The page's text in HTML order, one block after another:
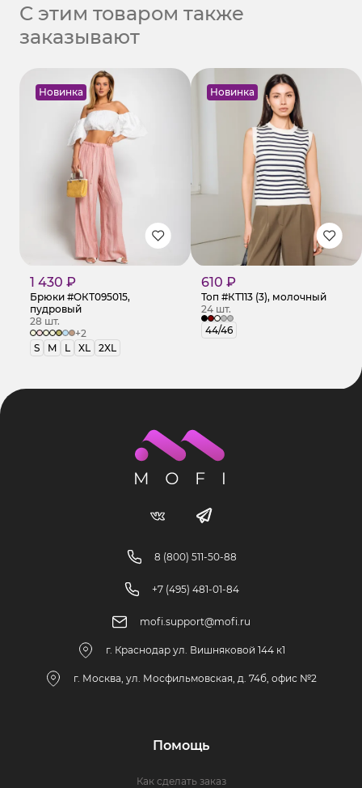
С этим товаром также
заказывают
Новинка
1 430 ₽
Брюки #ОКТ095015,
пудровый
28 шт.
+2
S
M L XL 2XL
Новинка
610 ₽
Топ #КТ113 (3), молочный
24 шт.
44/46
8 (800) 511-50-88
+7 (495) 481-01-84
mofi.support@mofi.ru
г. Краснодар ул. Вишняковой 144 к1
г. Москва, ул. Мосфильмовская, д. 74б, офис №2
Помощь
Как сделать заказ